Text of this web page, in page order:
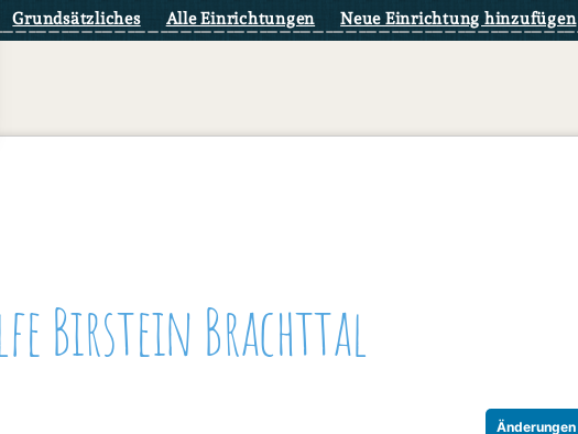
Grundsätzliches Alle Einrichtungen Neue Einrichtung hinzufügen
Birstein Brachttal